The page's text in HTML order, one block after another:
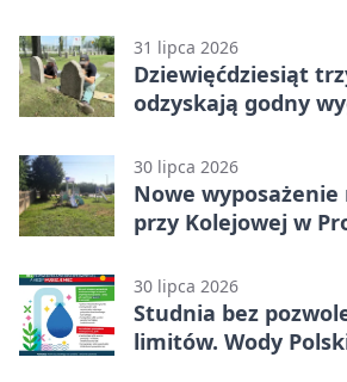
31 lipca 2026
Dziewięćdziesiąt
odzyskają godny
30 lipca 2026
Nowe
przy Kolejowej w
30 lipca 2026
Studnia bez
limitów. Wody